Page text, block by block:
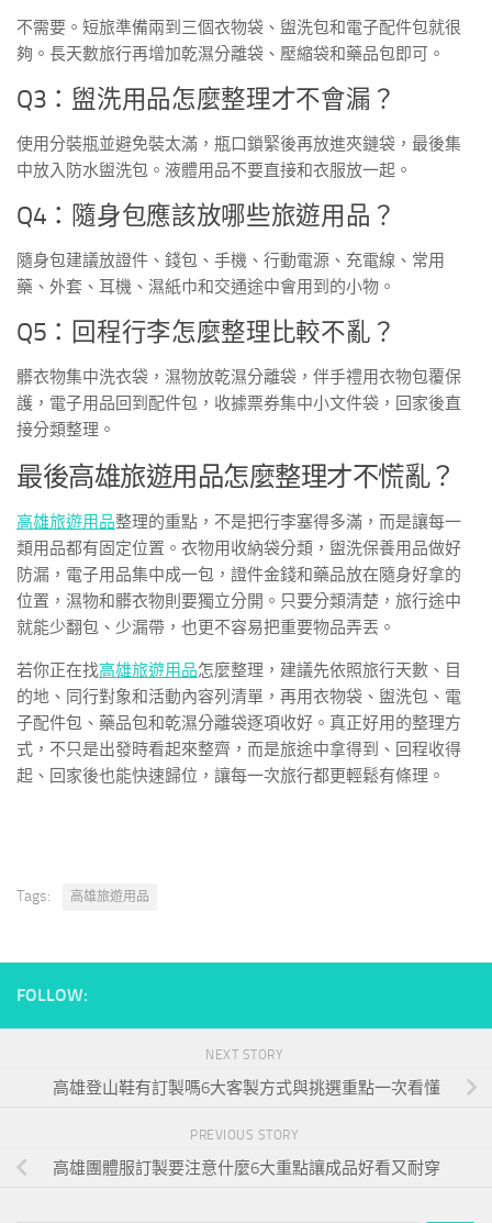
不需要。短旅準備兩到三個衣物袋、盥洗包和電子配件包就很
夠。長天數旅行再增加乾濕分離袋、壓縮袋和藥品包即可。
Q3：盥洗用品怎麼整理才不會漏？
使用分裝瓶並避免裝太滿，瓶口鎖緊後再放進夾鏈袋，最後集
中放入防水盥洗包。液體用品不要直接和衣服放一起。
Q4：隨身包應該放哪些旅遊用品？
隨身包建議放證件、錢包、手機、行動電源、充電線、常用
藥、外套、耳機、濕紙巾和交通途中會用到的小物。
Q5：回程行李怎麼整理比較不亂？
髒衣物集中洗衣袋，濕物放乾濕分離袋，伴手禮用衣物包覆保
護，電子用品回到配件包，收據票券集中小文件袋，回家後直
接分類整理。
最後高雄旅遊用品怎麼整理才不慌亂？
高雄旅遊用品整理的重點，不是把行李塞得多滿，而是讓每一
類用品都有固定位置。衣物用收納袋分類，盥洗保養用品做好
防漏，電子用品集中成一包，證件金錢和藥品放在隨身好拿的
位置，濕物和髒衣物則要獨立分開。只要分類清楚，旅行途中
就能少翻包、少漏帶，也更不容易把重要物品弄丟。
若你正在找高雄旅遊用品怎麼整理，建議先依照旅行天數、目
的地、同行對象和活動內容列清單，再用衣物袋、盥洗包、電
子配件包、藥品包和乾濕分離袋逐項收好。真正好用的整理方
式，不只是出發時看起來整齊，而是旅途中拿得到、回程收得
起、回家後也能快速歸位，讓每一次旅行都更輕鬆有條理。
Tags: 高雄旅遊用品
FOLLOW:
NEXT STORY
高雄登山鞋有訂製嗎6大客製方式與挑選重點一次看懂
PREVIOUS STORY
高雄團體服訂製要注意什麼6大重點讓成品好看又耐穿